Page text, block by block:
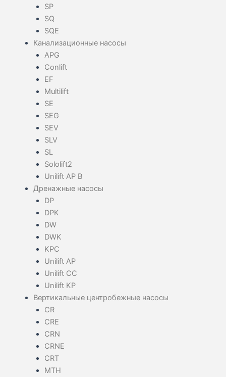
SP
SQ
SQE
Канализационные насосы
APG
Conlift
EF
Multilift
SE
SEG
SEV
SLV
SL
Sololift2
Unilift AP B
Дренажные насосы
DP
DPK
DW
DWK
KPC
Unilift AP
Unilift CC
Unilift KP
Вертикальные центробежные насосы
CR
CRE
CRN
CRNE
CRT
MTH